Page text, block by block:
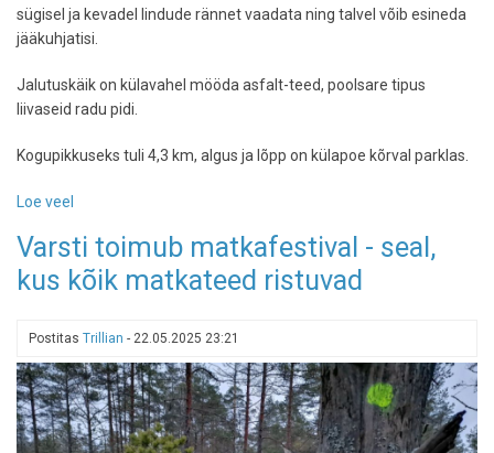
sügisel ja kevadel lindude rännet vaadata ning talvel võib esineda
jääkuhjatisi.
Jalutuskäik on külavahel mööda asfalt-teed, poolsare tipus
liivaseid radu pidi.
Kogupikkuseks tuli 4,3 km, algus ja lõpp on külapoe kõrval parklas.
Loe veel
või
enne
tipus
Varsti toimub matkafestival - seal,
kus kõik matkateed ristuvad
Postitas Trillian - 22.05.2025 23:21